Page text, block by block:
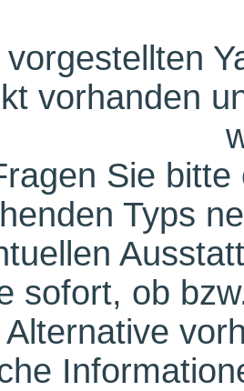
vorgestellten
vorhanden
Sie
Typs
sofort, ob
Alternative